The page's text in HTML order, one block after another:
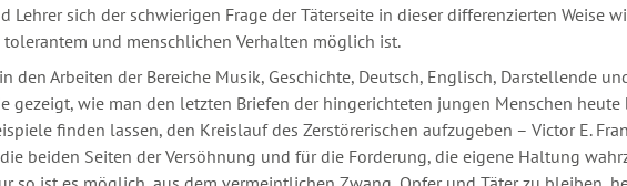
Lehrer sich der schwierigen Frage der Täterseite in dieser differenzierten Weise
tolerantem und menschlichen Verhalten möglich ist.
den Arbeiten der Bereiche Musik, Geschichte, Deutsch, Englisch, Darstellende
gezeigt, wie man den letzten Briefen der hingerichteten jungen Menschen heute
finden lassen, den Kreislauf des Zerstörerischen aufzugeben – Victor E.
beiden Seiten der Versöhnung und für die Forderung, die eigene Haltung